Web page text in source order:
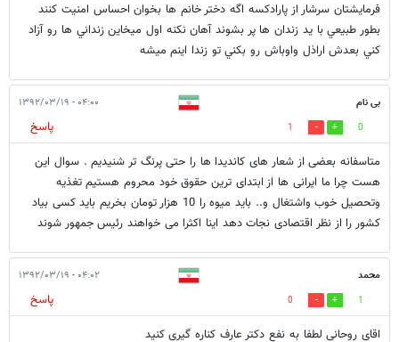
فرمايشتان سرشار از پارادكسه اگه دختر خانم ها بخوان احساس امنيت كنند
بطور طبيعي با يد زندان ها پر بشوند آهان نكنه اول ميخاين زنداني ها رو آزاد
كني بعدش اراذل واوباش رو بكني تو زندا اينم ميشه
بی نام ۰۴:۰۰ - ۱۳۹۲/۰۳/۱۹
0
1
پاسخ
متاسفانه بعضی از شعار های کاندیدا ها را حتی پرنگ تر شنیدیم . سوال این
هست چرا ما ایرانی ها از ابتدای ترین حقوق خود محروم هستیم تغذیه
وتحصیل خوب واشتغال و.. باید میوه را 10 هزار تومان بخریم باید کسی بیاد
کشور را از نظر اقتصادی نجات دهد اینا اکثرا می خواهند رئیس جمهور شوند
محمد ۰۴:۰۲ - ۱۳۹۲/۰۳/۱۹
1
0
پاسخ
اقای روحانی لطفا به نفع دکتر عارف کناره گیری کنید